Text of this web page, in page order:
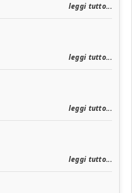
leggi tutto...
leggi tutto...
leggi tutto...
leggi tutto...